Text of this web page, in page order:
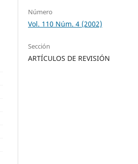
Número
Vol. 110 Núm. 4 (2002)
Sección
ARTÍCULOS DE REVISIÓN